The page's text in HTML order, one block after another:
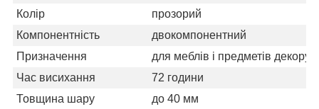
Колір
прозорий
Компонентність
двокомпонентний
Призначення
для меблів і предметів декору
Час висихання
72 години
Товщина шару
до 40 мм